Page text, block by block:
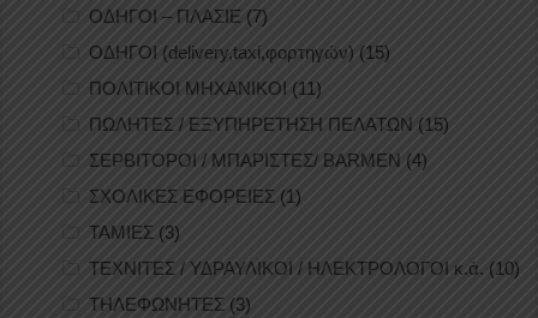
ΟΔΗΓΟΙ – ΠΛΑΣΙΕ (7)
ΟΔΗΓΟΙ (delivery,taxi,φορτηγών) (15)
ΠΟΛΙΤΙΚΟΙ ΜΗΧΑΝΙΚΟΙ (11)
ΠΩΛΗΤΕΣ / ΕΞΥΠΗΡΕΤΗΣΗ ΠΕΛΑΤΩΝ (15)
ΣΕΡΒΙΤΟΡΟΙ / ΜΠΑΡΙΣΤΕΣ/ BARMEN (4)
ΣΧΟΛΙΚΕΣ ΕΦΟΡΕΙΕΣ (1)
ΤΑΜΙΕΣ (3)
ΤΕΧΝΙΤΕΣ / ΥΔΡΑΥΛΙΚΟΙ / ΗΛΕΚΤΡΟΛΟΓΟΙ κ.ά. (10)
ΤΗΛΕΦΩΝΗΤΕΣ (3)